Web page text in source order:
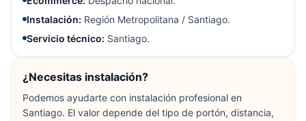
Instalación: Región Metropolitana / Santiago.
Servicio técnico: Santiago.
¿Necesitas instalación?
Podemos ayudarte con instalación profesional en
Santiago. El valor depende del tipo de portón, distancia,